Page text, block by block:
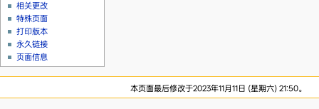
相关更改
特殊页面
打印版本
永久链接
页面信息
本页面最后修改于2023年11月11日 (星期六) 21:50。